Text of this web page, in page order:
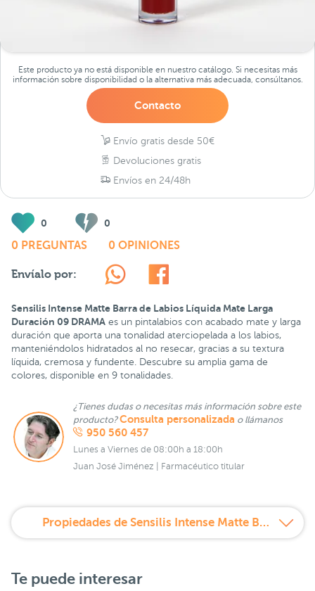
Este producto ya no está disponible en nuestro catálogo. Si necesitas más
información sobre disponibilidad o la alternativa más adecuada, consúltanos.
Contacto
Envío gratis desde 50€
Devoluciones gratis
Envíos en 24/48h
0 0
0 PREGUNTAS 0 OPINIONES
Envíalo por:
Sensilis Intense Matte Barra de Labios Líquida Mate Larga
Duración 09 DRAMA es un pintalabios con acabado mate y larga
duración que aporta una tonalidad aterciopelada a los labios,
manteniéndolos hidratados al no resecar, gracias a su textura
líquida, cremosa y fundente. Descubre su amplia gama de
colores, disponible en 9 tonalidades.
¿Tienes dudas o necesitas más información sobre este
producto?Consulta personalizada o llámanos
950 560 457
Lunes a Viernes de 08:00h a 18:00h
Juan José Jiménez | Farmacéutico titular
Propiedades de Sensilis Intense Matte Barra de Labios Líquida Mate Larga Duración 09 DRAMA
Te puede interesar